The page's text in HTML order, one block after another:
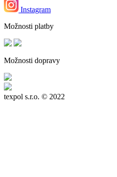
Instagram
Možnosti platby
Možnosti dopravy
texpol s.r.o. © 2022